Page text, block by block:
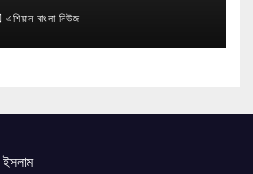
এশিয়ান বাংলা নিউজ